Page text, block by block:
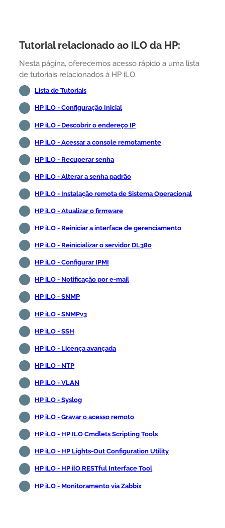
Tutorial relacionado ao iLO da HP:
Nesta página, oferecemos acesso rápido a uma lista
de tutoriais relacionados à HP iLO.
Lista de Tutoriais
HP iLO - Configuração Inicial
HP iLO - Descobrir o endereço IP
HP iLO - Acessar a console remotamente
HP iLO - Recuperar senha
HP iLO - Alterar a senha padrão
HP iLO - Instalação remota de Sistema Operacional
HP iLO - Atualizar o firmware
HP iLO - Reiniciar a interface de gerenciamento
HP iLO - Reinicializar o servidor DL380
HP iLO - Configurar IPMI
HP iLO - Notificação por e-mail
HP iLO - SNMP
HP iLO - SNMPv3
HP iLO - SSH
HP iLO - Licença avançada
HP iLO - NTP
HP iLO - VLAN
HP iLO - Syslog
HP iLO - Gravar o acesso remoto
HP iLO - HP ILO Cmdlets Scripting Tools
HP iLO - HP Lights-Out Configuration Utility
HP iLO - HP ilO RESTful Interface Tool
HP iLO - Monitoramento via Zabbix